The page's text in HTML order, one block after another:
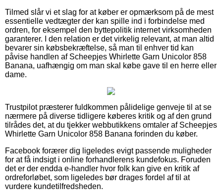
Tilmed slår vi et slag for at køber er opmærksom på de mest
essentielle vedtægter der kan spille ind i forbindelse med
ordren, for eksempel den byttepolitik internet virksomheden
garanterer. I den relation er det virkelig relevant, at man altid
bevarer sin købsbekræftelse, så man til enhver tid kan
påvise handlen af Scheepjes Whirlette Garn Unicolor 858
Banana, uafhængig om man skal købe gave til en herre eller
dame.
Trustpilot præsterer fuldkommen pålidelige genveje til at se
nærmere på diverse tidligere køberes kritik og af den grund
tilrådes det, at du tjekker webbutikkens omtaler af Scheepjes
Whirlette Garn Unicolor 858 Banana forinden du køber.
Facebook forærer dig ligeledes evigt passende muligheder
for at få indsigt i online forhandlerens kundefokus. Foruden
det er der endda e-handler hvor folk kan give en kritik af
ordreforløbet, som ligeledes bør drages fordel af til at
vurdere kundetilfredsheden.